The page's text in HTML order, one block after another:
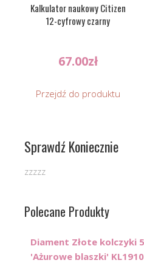
Kalkulator naukowy Citizen
12-cyfrowy czarny
67.00zł
Przejdź do produktu
Sprawdź Koniecznie
zzzzz
Polecane Produkty
Diament Złote kolczyki
'Ażurowe blaszki' KL1910